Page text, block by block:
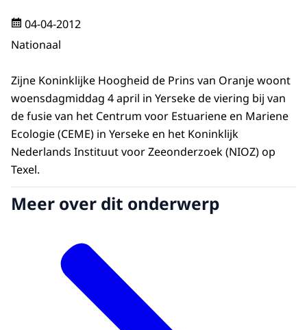
04-04-2012
Nationaal
Zijne Koninklijke Hoogheid de Prins van Oranje woont
woensdagmiddag 4 april in Yerseke de viering bij van
de fusie van het Centrum voor Estuariene en Mariene
Ecologie (CEME) in Yerseke en het Koninklijk
Nederlands Instituut voor Zeeonderzoek (NIOZ) op
Texel.
Meer over dit onderwerp